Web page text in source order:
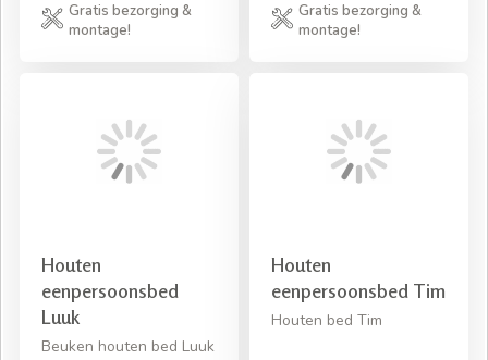
Gratis bezorging &
montage!
Gratis bezorging &
montage!
Houten
eenpersoonsbed
Luuk
Beuken houten bed Luuk
Houten
eenpersoonsbed Tim
Houten bed Tim